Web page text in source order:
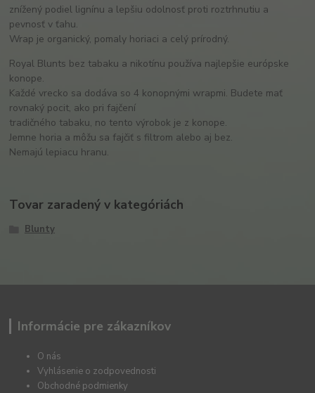
znížený podiel lignínu a lepšiu odolnosť proti roztrhnutiu a
pevnosť v ťahu.
Wrap je organický, pomaly horiaci a celý prírodný.
Royal Blunts bez tabaku a nikotínu používa najlepšie európske
konope.
Každé vrecko sa dodáva so 4 konopnými wrapmi. Budete mať
rovnaký pocit, ako pri fajčení
tradičného tabaku, no tento výrobok je z konope.
Jemne horia a môžu sa fajčiť s filtrom alebo aj bez.
Nemajú lepiacu hranu.
Tovar zaradený v kategóriách
Blunty
Informácie pre zákazníkov
O nás
Vyhlásenie o zodpovednosti
Obchodné podmienky